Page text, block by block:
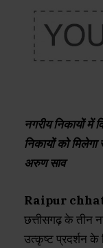
नगरीय निकायों में
निकायों को मिलेगा
अरुण साव
Raipur
छत्तीसगढ़ के तीन
उत्कृष्ट प्रदर्शन के